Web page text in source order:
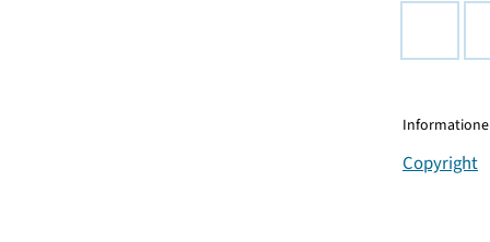
Copyright